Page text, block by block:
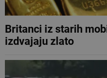
Britanci iz starih
izdvajaju zlato